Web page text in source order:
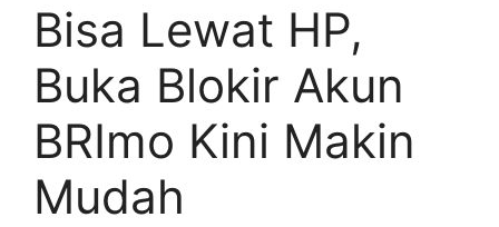
Bisa Lewat HP,
Buka Blokir Akun
BRImo Kini Makin
Mudah